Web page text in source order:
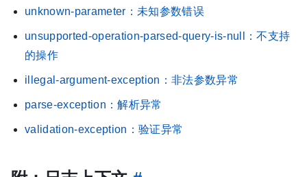
unknown-parameter：未知参数错误
unsupported-operation-parsed-query-is-null：不支持
的操作
illegal-argument-exception：非法参数异常
parse-exception：解析异常
validation-exception：验证异常